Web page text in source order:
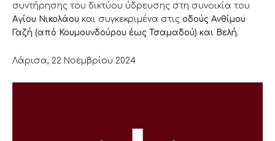
συντήρησης του δικτύου ύδρευσης στη συνοικία του
Αγίου Νικολάου και συγκεκριμένα στις οδούς Ανθίμου
Γαζή (από Κουμουνδούρου έως Τσαμαδού) και Βελή.
Λάρισα, 22 Νοεμβρίου 2024